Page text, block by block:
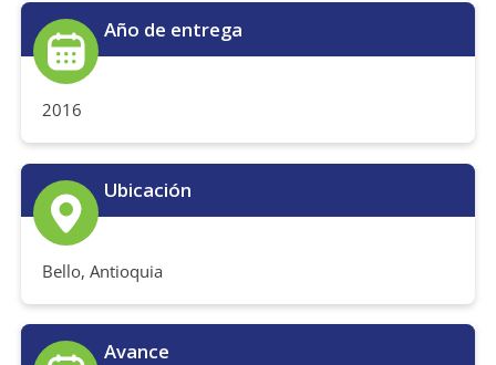
Año de entrega
2016
Ubicación
Bello, Antioquia
Avance